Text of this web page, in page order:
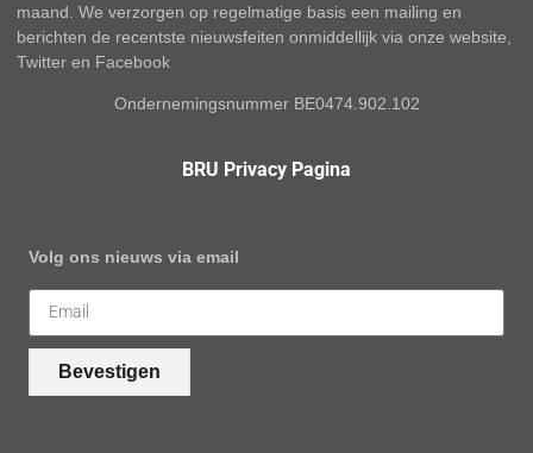
maand. We verzorgen op regelmatige basis een mailing en
berichten de recentste nieuwsfeiten onmiddellijk via onze website,
Twitter en Facebook
Ondernemingsnummer BE0474.902.102
BRU Privacy Pagina
Volg ons nieuws via email
Bevestigen